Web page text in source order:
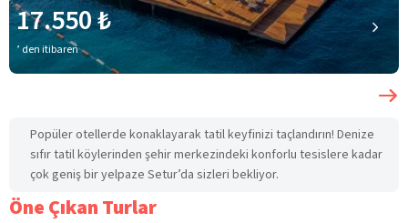
17.550 ₺
’ den itibaren
Popüler otellerde konaklayarak tatil keyfinizi taçlandırın! Denize
sıfır tatil köylerinden şehir merkezindeki konforlu tesislere kadar
çok geniş bir yelpaze Setur’da sizleri bekliyor.
Öne Çıkan Turlar